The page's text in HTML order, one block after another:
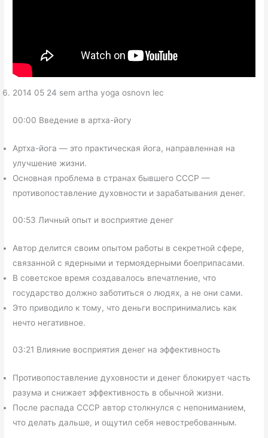
2014 05 24 sem artha yoga osnovn lec
00:00 Введение в артха-йогу
Артха-йога — это практическая йога, направленная на
улучшение жизни.
Основная проблема в странах бывшего СССР —
противопоставление духовности и зарабатывания денег.
00:53 Личный опыт и восприятие денег
Автор делится своим опытом работы в секретной сфере,
связанной с ядерными и термоядерными боеприпасами.
В советское время создавалось впечатление, что
государство должно заботиться о людях, а не они сами.
Это приводило к тому, что деньги воспринимались как
нечто негативное.
03:21 Влияние восприятия денег на эффективность
Противопоставление духовности и денег блокирует часть
разума и снижает эффективность в обычной жизни.
После распада СССР автор столкнулся с непониманием,
что делать дальше, и ощутил себя невостребованным.